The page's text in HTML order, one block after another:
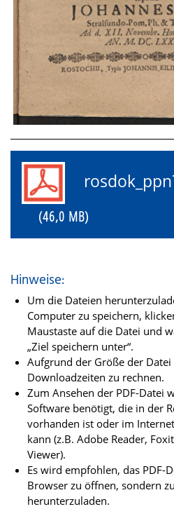
(46,0 MB)
Hinweise:
Um die Dateien
Computer zu speichern,
Maustaste auf die Datei und
„Ziel speichern unter“.
Aufgrund der Größe der
Downloadzeiten zu rechnen.
Zum Ansehen der PDF-Datei
Software benötigt, die in der
vorhanden ist oder im
kann (z.B. Adobe Reader,
Viewer).
Es wird empfohlen, das
Browser zu öffnen, sondern
herunterzuladen.